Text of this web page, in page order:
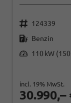
124339
Benzin
110 kW (150
30.990,–
incl. 19% MwSt.